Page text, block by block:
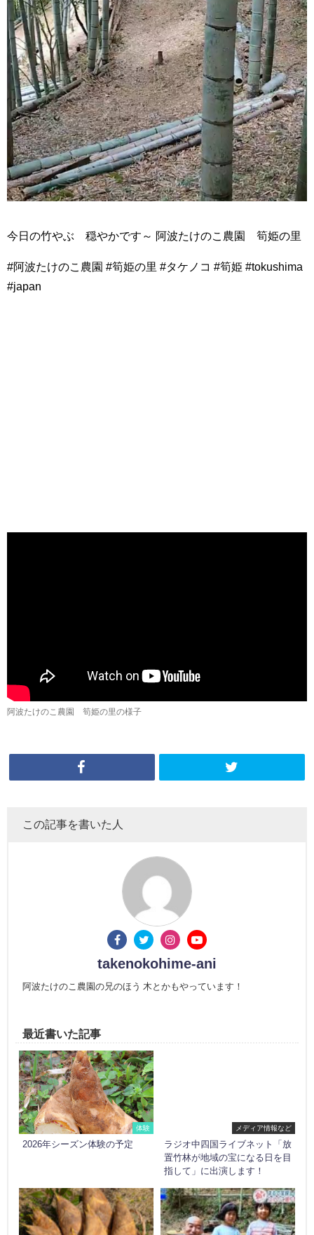
今日の竹やぶ 穏やかです～ 阿波たけのこ農園 筍姫の里
#阿波たけのこ農園 #筍姫の里 #タケノコ #筍姫 #tokushima
#japan
阿波たけのこ農園 筍姫の里の様子
この記事を書いた人
takenokohime-ani
阿波たけのこ農園の兄のほう 木とかもやっています！
最近書いた記事
体験
2026年シーズン体験の予定
メディア情報など
ラジオ中四国ライブネット「放
置竹林が地域の宝になる日を目
指して」に出演します！